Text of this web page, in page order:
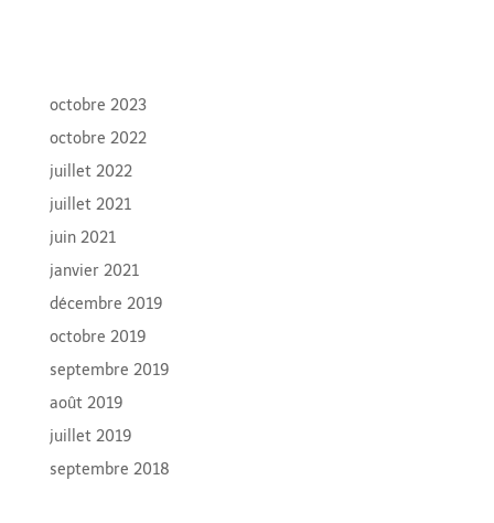
octobre 2023
octobre 2022
juillet 2022
juillet 2021
juin 2021
janvier 2021
décembre 2019
octobre 2019
septembre 2019
août 2019
juillet 2019
septembre 2018